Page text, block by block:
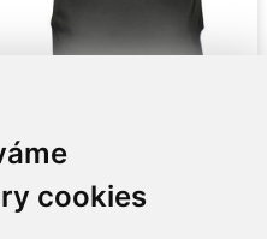
cookies